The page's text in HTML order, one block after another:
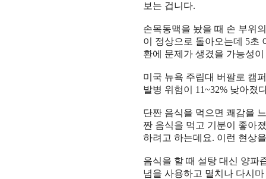
보는 겁니다.
손목동맥을 놨을 때 손 부위
이 정상으로 돌아오는데 5초
환에 문제가 생겼을 가능성
미국 뉴욕 주립대 버팔로 캠
발병 위험이 11~32% 낮아졌
단짠 음식을 먹으면 쾌감을
짠 음식을 먹고 기분이 좋아
하려고 하는데요. 이런 현상
음식을 할 때 설탕 대신 양파
념을 사용하고 멸치나 다시